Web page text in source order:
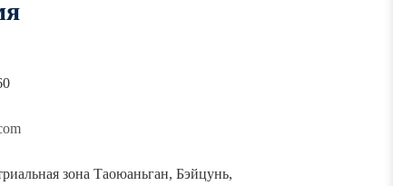
зона Таоюаньган, Бэйцунь,